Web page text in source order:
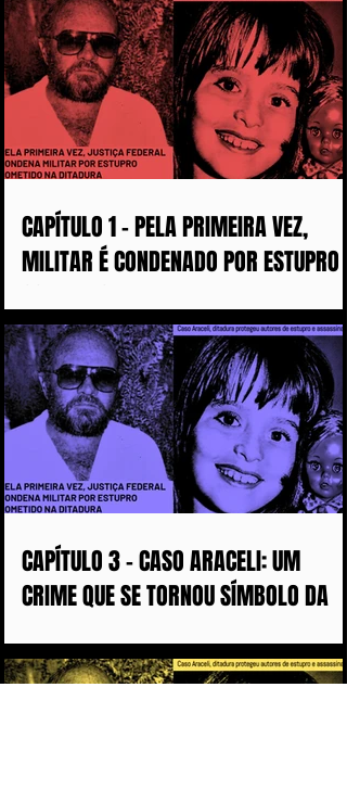
CAPÍTULO 1 - PELA PRIMEIRA VEZ,
MILITAR É CONDENADO POR ESTUPRO
CAPÍTULO 3 - CASO ARACELI: UM
CRIME QUE SE TORNOU SÍMBOLO DA